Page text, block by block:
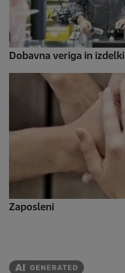
Dobavna veriga in izdelki
Zaposleni